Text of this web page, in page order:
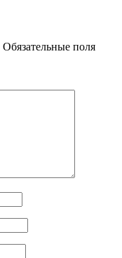
Обязательные поля